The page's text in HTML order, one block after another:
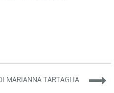
MARIANNA TARTAGLIA